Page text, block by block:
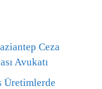
Ceza
Avukatı
Üretimlerde